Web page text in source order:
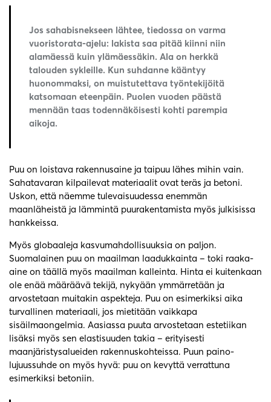
Jos sahabisnekseen lähtee, tiedossa on varma
vuoristorata-ajelu: lakista saa pitää kiinni niin
alamäessä kuin ylämäessäkin. Ala on herkkä
talouden sykleille. Kun suhdanne kääntyy
huonommaksi, on muistutettava työntekijöitä
katsomaan eteenpäin. Puolen vuoden päästä
mennään taas todennäköisesti kohti parempia
aikoja.
Puu on loistava rakennusaine ja taipuu lähes mihin vain.
Sahatavaran kilpailevat materiaalit ovat teräs ja betoni.
Uskon, että näemme tulevaisuudessa enemmän
maanläheistä ja lämmintä puurakentamista myös julkisissa
hankkeissa.
Myös globaaleja kasvumahdollisuuksia on paljon.
Suomalainen puu on maailman laadukkainta – toki raaka-
aine on täällä myös maailman kalleinta. Hinta ei kuitenkaan
ole enää määräävä tekijä, nykyään ymmärretään ja
arvostetaan muitakin aspekteja. Puu on esimerkiksi aika
turvallinen materiaali, jos mietitään vaikkapa
sisäilmaongelmia. Aasiassa puuta arvostetaan estetiikan
lisäksi myös sen elastisuuden takia – erityisesti
maanjäristysalueiden rakennuskohteissa. Puun paino-
lujuussuhde on myös hyvä: puu on kevyttä verrattuna
esimerkiksi betoniin.